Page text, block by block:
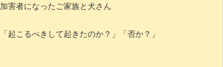
加害者になったご家族と犬さん
「起こるべきして起きたのか？」「否か？」